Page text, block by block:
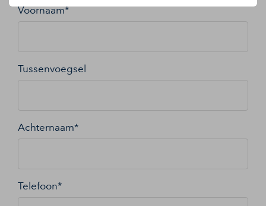
Voornaam*
Tussenvoegsel
Achternaam*
Telefoon*